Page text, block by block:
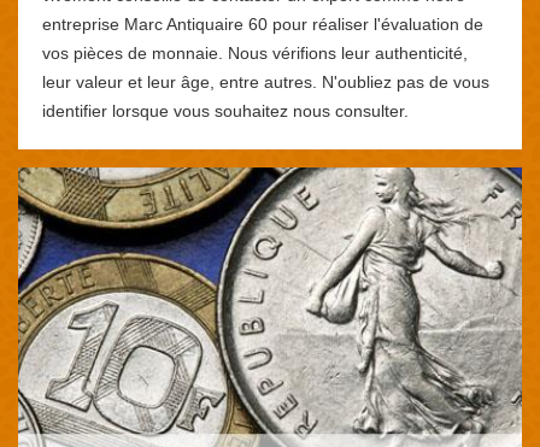
entreprise Marc Antiquaire 60 pour réaliser l'évaluation de
vos pièces de monnaie. Nous vérifions leur authenticité,
leur valeur et leur âge, entre autres. N'oubliez pas de vous
identifier lorsque vous souhaitez nous consulter.